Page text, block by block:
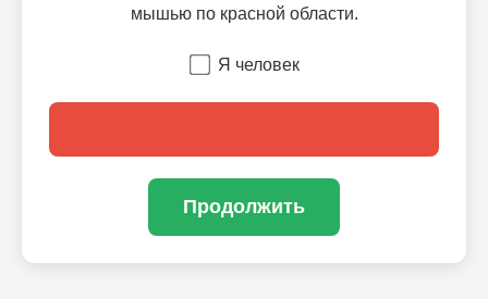
мышью по красной области.
Я человек
Продолжить